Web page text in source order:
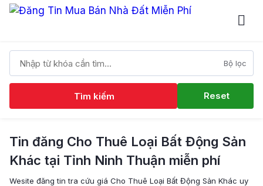
Bộ lọc
Tìm kiếm Reset
Tin đăng Cho Thuê Loại Bất Động Sản
Khác tại Tỉnh Ninh Thuận miễn phí
Wesite đăng tin tra cứu giá Cho Thuê Loại Bất Động Sản Khác uy